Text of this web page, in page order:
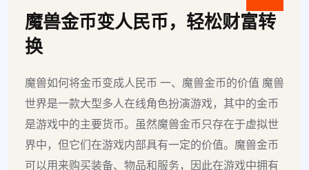
魔兽金币变人民币，轻松财富转
换
魔兽如何将金币变成人民币 一、魔兽金币的价值 魔兽
世界是一款大型多人在线角色扮演游戏，其中的金币
是游戏中的主要货币。虽然魔兽金币只存在于虚拟世
界中，但它们在游戏内部具有一定的价值。魔兽金币
可以用来购买装备、物品和服务，因此在游戏中拥有